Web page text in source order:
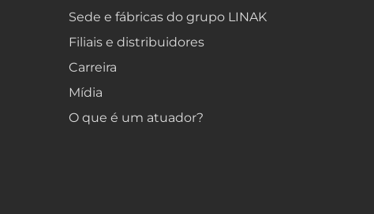
Sede e fábricas do grupo LINAK
Filiais e distribuidores
Carreira
Mídia
O que é um atuador?